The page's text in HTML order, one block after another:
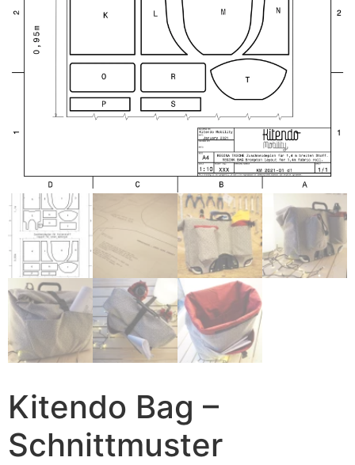
Kitendo Bag –
Schnittmuster